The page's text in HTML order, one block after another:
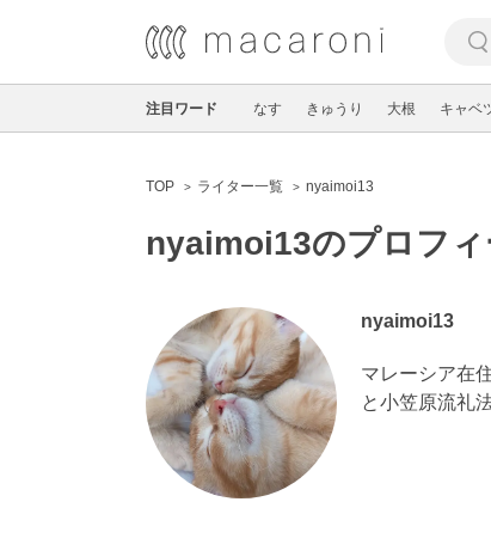
注目ワード なす きゅうり 大根 キャベ
TOP ライター一覧 nyaimoi13
nyaimoi13のプロフィ
nyaimoi13
マレーシア在
と小笠原流礼